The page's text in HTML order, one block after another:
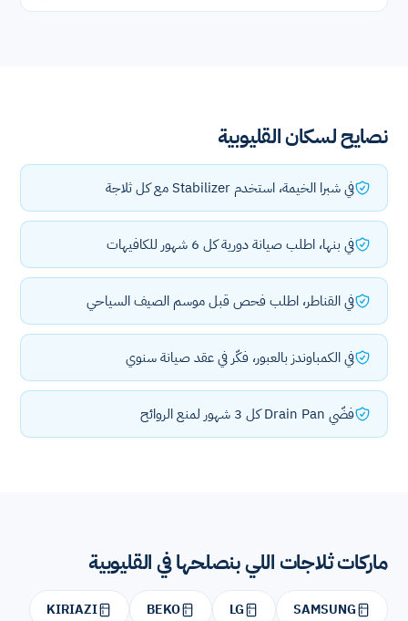
نصايح لسكان القليوبية
في شبرا الخيمة، استخدم Stabilizer مع كل ثلاجة
في بنها، اطلب صيانة دورية كل 6 شهور للكافيهات
في القناطر، اطلب فحص قبل موسم الصيف السياحي
في الكمباوندز بالعبور، فكّر في عقد صيانة سنوي
فضّي Drain Pan كل 3 شهور لمنع الروائح
ماركات ثلاجات اللي بنصلحها في القليوبية
SAMSUNG
LG
BEKO
KIRIAZI